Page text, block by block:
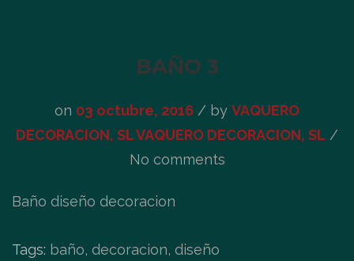
BAÑO 3
on 03 octubre, 2016 / by VAQUERO
DECORACION, SL VAQUERO DECORACION, SL /
No comments
Baño diseño decoracion
Tags: baño, decoracion, diseño